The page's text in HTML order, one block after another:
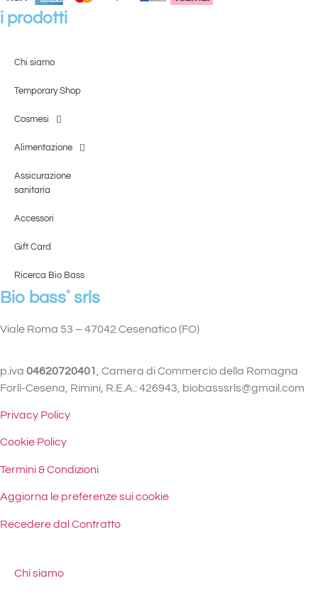
i prodotti
Chi siamo
Temporary Shop
Cosmesi
Alimentazione
Assicurazione
sanitaria
Accessori
Gift Card
Ricerca Bio Bass
Bio bass® srls
Viale Roma 53 – 47042 Cesenatico (FO)
p.iva 04620720401
, Camera di Commercio della Romagna
Forlì-Cesena, Rimini, R.E.A.: 426943,
biobasssrls@gmail.com
Privacy Policy
Cookie Policy
Termini & Condizioni
Aggiorna le preferenze sui cookie
Recedere dal Contratto
Chi siamo